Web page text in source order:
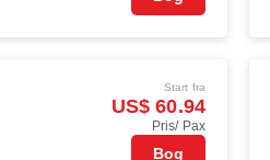
Start fra
US$ 60.94
Pris/ Pax
Bog